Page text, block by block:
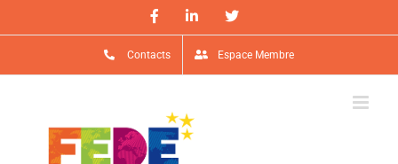
FacebookLinkedInX
Contacts Espace Membre